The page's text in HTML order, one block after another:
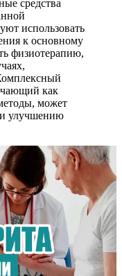
средства
использовать
к основному
физиотерапию,
как
может
и улучшению